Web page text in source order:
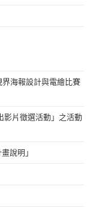
海報設計與電繪比賽
影片徵選活動」之活動
說明」